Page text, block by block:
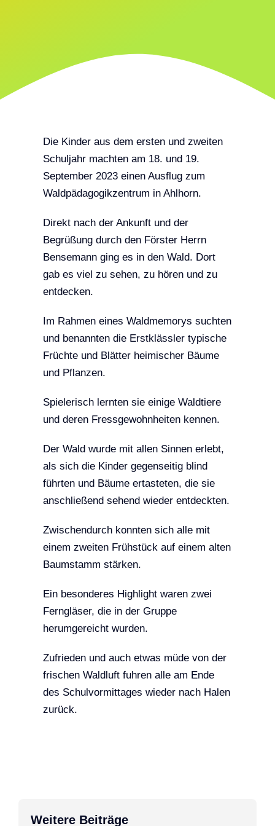
Die Kinder aus dem ersten und zweiten
Schuljahr machten am 18. und 19.
September 2023 einen Ausflug zum
Waldpädagogikzentrum in Ahlhorn.
Direkt nach der Ankunft und der
Begrüßung durch den Förster Herrn
Bensemann ging es in den Wald. Dort
gab es viel zu sehen, zu hören und zu
entdecken.
Im Rahmen eines Waldmemorys suchten
und benannten die Erstklässler typische
Früchte und Blätter heimischer Bäume
und Pflanzen.
Spielerisch lernten sie einige Waldtiere
und deren Fressgewohnheiten kennen.
Der Wald wurde mit allen Sinnen erlebt,
als sich die Kinder gegenseitig blind
führten und Bäume ertasteten, die sie
anschließend sehend wieder entdeckten.
Zwischendurch konnten sich alle mit
einem zweiten Frühstück auf einem alten
Baumstamm stärken.
Ein besonderes Highlight waren zwei
Ferngläser, die in der Gruppe
herumgereicht wurden.
Zufrieden und auch etwas müde von der
frischen Waldluft fuhren alle am Ende
des Schulvormittages wieder nach Halen
zurück.
Weitere Beiträge